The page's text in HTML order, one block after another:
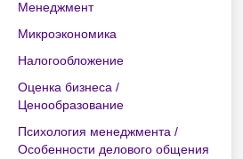
Менеджмент
Микроэкономика
Налогообложение
Оценка бизнеса /
Ценообразование
Психология менеджмента /
Особенности делового общения